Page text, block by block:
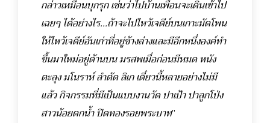
กล่าวเหมือนบุกรุก เช่นว่าไปบ้านเพื่อนจะเดินเข้าไป
เฉยๆ ได้อย่างไร...ถ้าจะไปไหว้เจดีย์บนเกาะมัตโพน
ให้ไหว้เจดีย์อันเก่าที่อยู่ข้างล่างและมีอีกหนึ่งองค์ทำ
ขึ้นมาใหม่อยู่ด้านบน มรสพเมื่อก่อนมีหมด หนัง
ตะลุง มโนราห์ ลำตัด ลิเก เดี๋ยวนี้หลายอย่างไม่มี
แล้ว กิจกรรมที่มีเป็นแบบงานวัด ปาเป้า ปาลูกโป่ง
สาวน้อยตกน้ำ ปิดทองรอยพระบาท”